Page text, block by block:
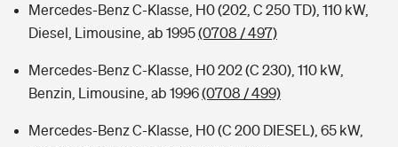
Mercedes-Benz C-Klasse, H0 (202, C 250 TD), 110 kW,
Diesel, Limousine, ab 1995(0708 / 497)
Mercedes-Benz C-Klasse, H0 202 (C 230), 110 kW,
Benzin, Limousine, ab 1996(0708 / 499)
Mercedes-Benz C-Klasse, H0 (C 200 DIESEL), 65 kW,